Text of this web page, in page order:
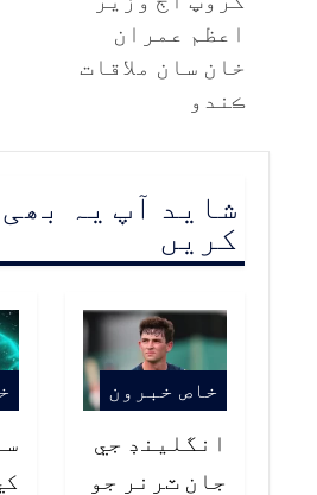
اعظم عمران
خان سان ملاقات
ڪندو
شاید آپ یہ
کریں
خاص خبرون
انگلينڊ جي
جان ٽرنر جو